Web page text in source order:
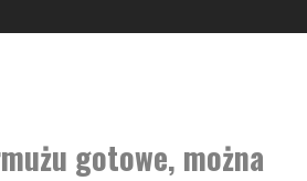
gotowe, można